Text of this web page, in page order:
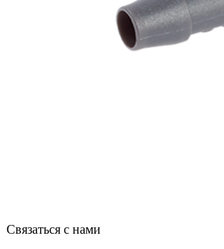
Связаться с нами